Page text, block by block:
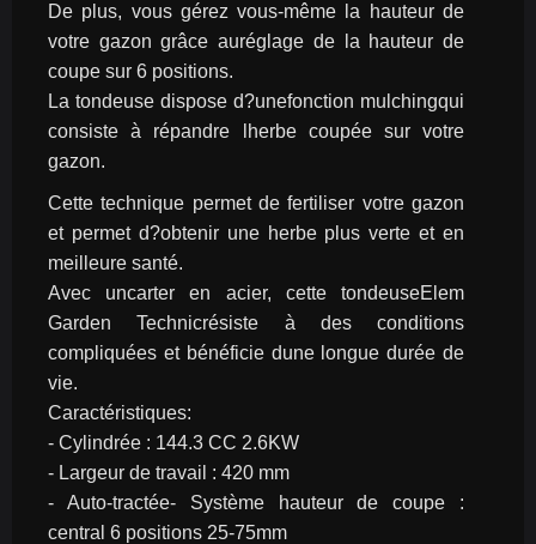
De plus, vous gérez vous-même la hauteur de
votre gazon grâce auréglage de la hauteur de
coupe sur 6 positions.
La tondeuse dispose d?unefonction mulchingqui
consiste à répandre lherbe coupée sur votre
gazon.
Cette technique permet de fertiliser votre gazon
et permet d?obtenir une herbe plus verte et en
meilleure santé.
Avec uncarter en acier, cette tondeuseElem
Garden Technicrésiste à des conditions
compliquées et bénéficie dune longue durée de
vie.
Caractéristiques:
- Cylindrée : 144.3 CC 2.6KW
- Largeur de travail : 420 mm
- Auto-tractée- Système hauteur de coupe :
central 6 positions 25-75mm